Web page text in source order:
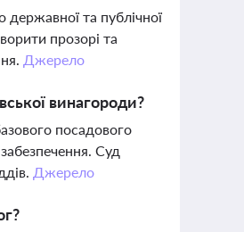
та публічної
прозорі та
Джерело
винагороди?
посадового
Суд
Джерело